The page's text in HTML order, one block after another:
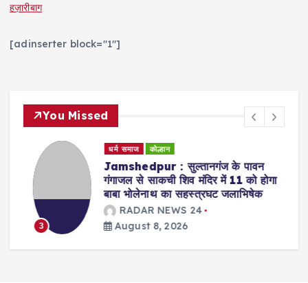
हज़ारीबाग
[adinserter block="1"]
You Missed
3
धर्म समाज कोल्हान
Jamshedpur : सुल्तानगंज के पावन
गंगाजल से साकची शिव मंदिर में 11 को होगा
बाबा भोलेनाथ का सहस्त्रघट जलाभिषेक
RADAR NEWS 24
August 8, 2026